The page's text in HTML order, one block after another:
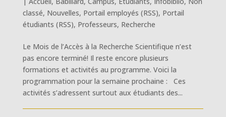
classé, Nouvelles, Portail employés (RSS), Portail
étudiants (RSS), Professeurs, Recherche
Le Mois de l’Accès à la Recherche Scientifique n’est
pas encore terminé! Il reste encore plusieurs
formations et activités au programme. Voici la
programmation pour la semaine prochaine : Ces
activités s’adressent surtout aux étudiants des...